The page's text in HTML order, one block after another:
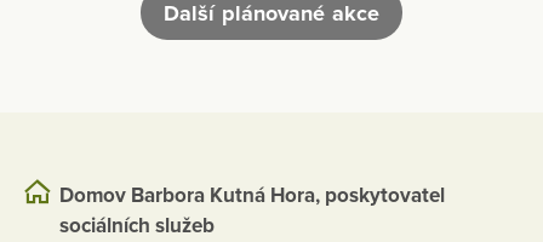
Další plánované akce
Domov Barbora Kutná Hora, poskytovatel
sociálních služeb